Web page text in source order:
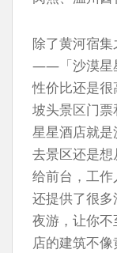
除了黄河宿
——「沙漠星
性价比还是
坡头景区门
星星酒店就
去景区还是
给前台，工
还提供了很
夜游，让你
店的建筑不